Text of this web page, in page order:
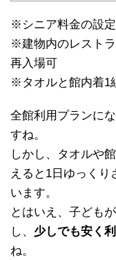
※シニア料金の設
※建物内のレスト
再入場可
※タオルと館内着1
全館利用プランに
すね。
しかし、タオルや
えると1日ゆっく
います。
とはいえ、子ども
し、 少しでも安く
ね。